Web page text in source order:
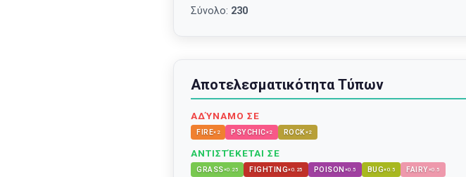
Σύνολο: 230
Αποτελεσματικότητα Τύπων
ΑΔΎΝΑΜΟ ΣΕ
FIRE× 2 PSYCHIC×2 ROCK×2
ΑΝΤΙΣΤΈΚΕΤΑΙ ΣΕ
GRASS×0.25 FIGHTING×0.25 POISON ×0.5 BUG×0.5 FAIRY×0.5